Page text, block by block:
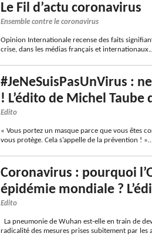
Le Fil d’actu coronavirus
Ensemble contre le coronavirus
Opinion Internationale recense des faits
crise, dans les médias français et
#JeNeSuisPasUnVirus :
! L’édito de Michel Taube
Edito
« Vous portez un masque parce que vous êtes
vous protège. Cela s’appelle de la prévention !
Coronavirus : pourquoi
épidémie mondiale ?
Edito
La pneumonie de Wuhan est-elle en train de
radicalité des mesures prises subitement par les